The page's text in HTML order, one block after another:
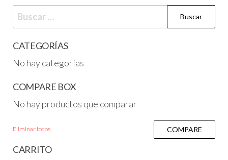
CATEGORÍAS
No hay categorías
COMPARE BOX
No hay productos que comparar
Eliminar todos COMPARE
CARRITO